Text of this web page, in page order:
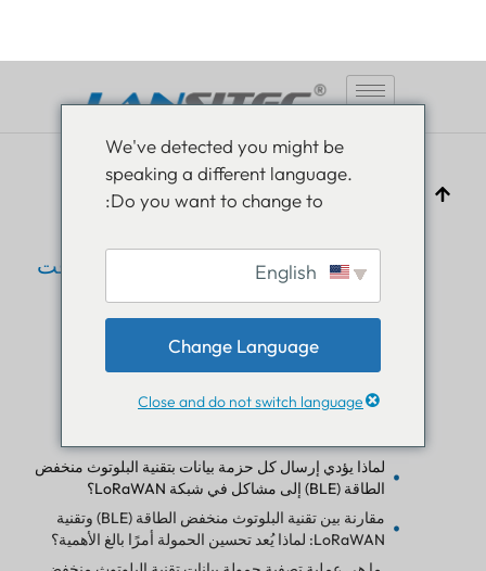
انتقل
جدول المحتويات
الطاقة (BLE) إلى مشاكل في شبكة LoRaWAN؟
مقارنة بين تقنية البلوتوث منخفض الطاقة (BLE) وتقنية
LoRaWAN: لماذا يُعد تحسين الحمولة أمرًا بالغ الأهمية؟
ما هي عملية تصفية حمولة بيانات تقنية البلوتوث منخفض
الطاقة (BLE)؟
We've detected you might be
speaking a different language.
Do you want to change to:
English
Change Language
Close and do not switch language